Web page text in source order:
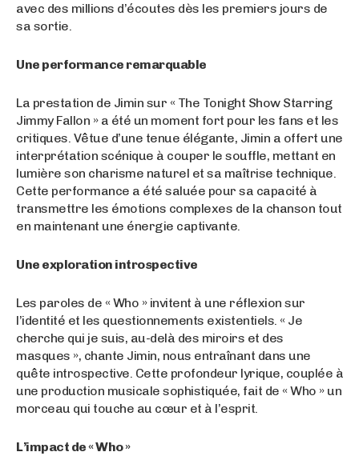
avec des millions d’écoutes dès les premiers jours de
sa sortie​.
Une performance remarquable
La prestation de Jimin sur « The Tonight Show Starring
Jimmy Fallon » a été un moment fort pour les fans et les
critiques. Vêtue d’une tenue élégante, Jimin a offert une
interprétation scénique à couper le souffle, mettant en
lumière son charisme naturel et sa maîtrise technique.
Cette performance a été saluée pour sa capacité à
transmettre les émotions complexes de la chanson tout
en maintenant une énergie captivante​.
Une exploration introspective
Les paroles de « Who » invitent à une réflexion sur
l’identité et les questionnements existentiels. « Je
cherche qui je suis, au-delà des miroirs et des
masques », chante Jimin, nous entraînant dans une
quête introspective. Cette profondeur lyrique, couplée à
une production musicale sophistiquée, fait de « Who » un
morceau qui touche au cœur et à l’esprit.
L’impact de « Who »